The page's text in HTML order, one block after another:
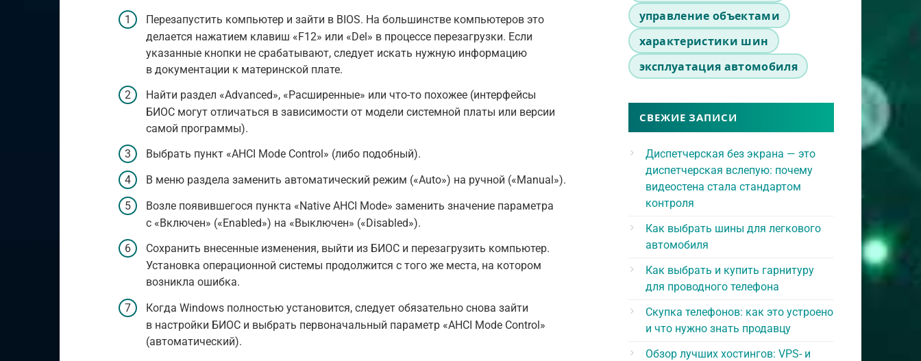
Перезапустить компьютер и зайти в BIOS. На большинстве компьютеров это
делается нажатием клавиш «F12» или «Del» в процессе перезагрузки. Если
указанные кнопки не срабатывают, следует искать нужную информацию
в документации к материнской плате.
Найти раздел «Advanced», «Расширенные» или что-то похожее (интерфейсы
БИОС могут отличаться в зависимости от модели системной платы или версии
самой программы).
Выбрать пункт «AHCI Mode Control» (либо подобный).
В меню раздела заменить автоматический режим («Auto») на ручной («Manual»).
Возле появившегося пункта «Native AHCI Mode» заменить значение параметра
с «Включен» («Enabled») на «Выключен» («Disabled»).
Сохранить внесенные изменения, выйти из БИОС и перезагрузить компьютер.
Установка операционной системы продолжится с того же места, на котором
возникла ошибка.
Когда Windows полностью установится, следует обязательно снова зайти
в настройки БИОС и выбрать первоначальный параметр «AHCI Mode Control»
(автоматический).
управление объектами
характеристики шин
эксплуатация автомобиля
СВЕЖИЕ ЗАПИСИ
Диспетчерская без экрана — это
диспетчерская вслепую: почему
видеостена стала стандартом
контроля
Как выбрать шины для легкового
автомобиля
Как выбрать и купить гарнитуру
для проводного телефона
Скупка телефонов: как это устроено
и что нужно знать продавцу
Обзор лучших хостингов: VPS- и